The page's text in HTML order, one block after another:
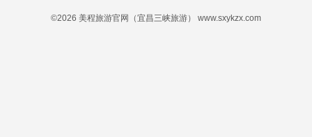
©2026 美程旅游官网（宜昌三峡旅游） www.sxykzx.com